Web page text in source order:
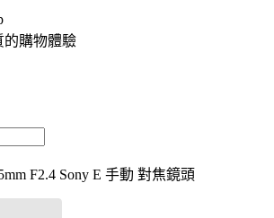
的購物體驗
F2.4 Sony E 手動 對焦鏡頭